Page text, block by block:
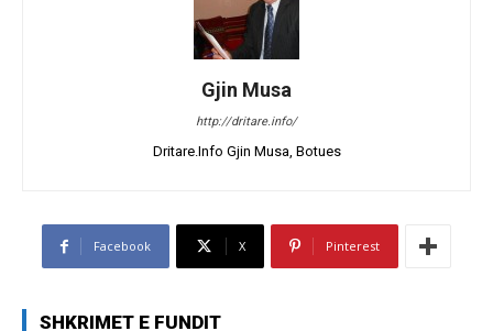
Gjin Musa
http://dritare.info/
Dritare.Info Gjin Musa, Botues
Facebook X Pinterest
SHKRIMET E FUNDIT